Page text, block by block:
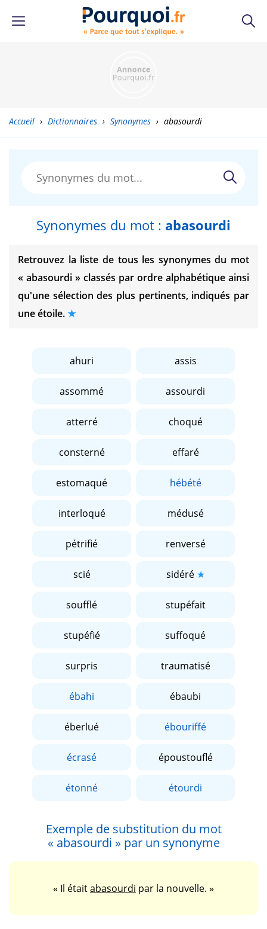
Accueil › Dictionnaires › Synonymes › abasourdi
Synonymes du mot : abasourdi
Retrouvez la liste de tous les synonymes du mot
« abasourdi » classés par ordre alphabétique ainsi
qu'une sélection des plus pertinents, indiqués par
une étoile.
ahuri assis
assommé assourdi
atterré choqué
consterné effaré
estomaqué hébété
interloqué médusé
pétrifié renversé
scié sidéré
soufflé stupéfait
stupéfié suffoqué
surpris traumatisé
ébahi ébaubi
éberlué ébouriffé
écrasé époustouflé
étonné étourdi
Exemple de substitution du mot
« abasourdi » par un synonyme
« Il étaitabasourdi par la nouvelle. »